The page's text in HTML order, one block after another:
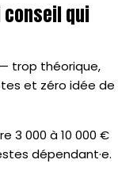
conseil qui
— trop théorique,
et zéro idée de
3 000 à 10 000 €
dépendant·e.